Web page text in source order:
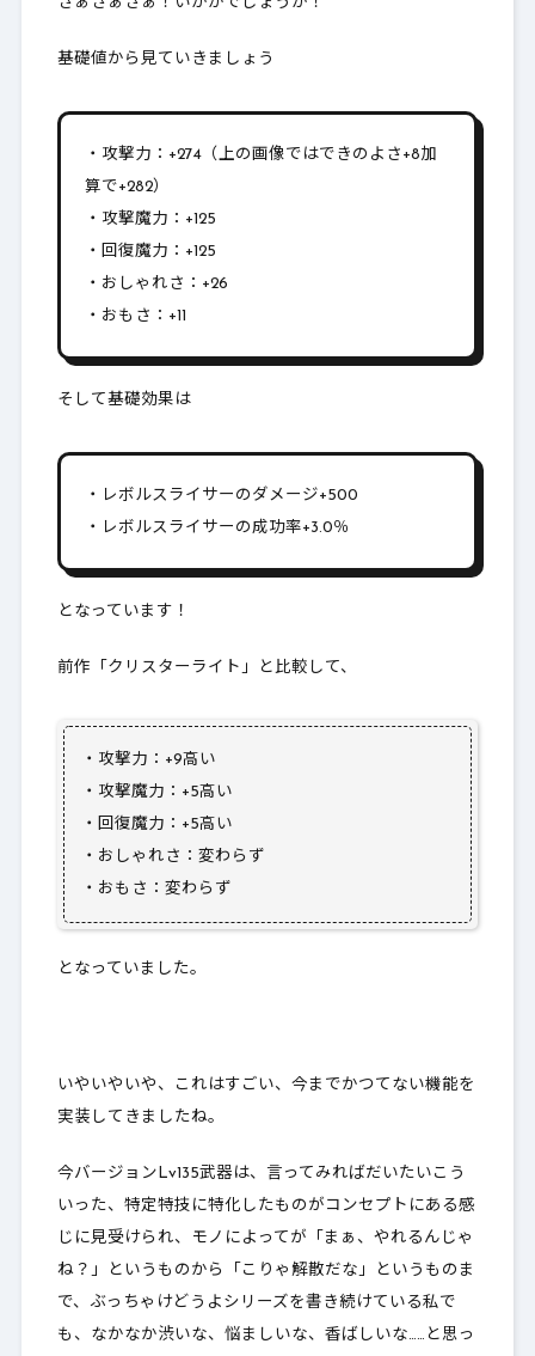
基礎値から見ていきましょう
・攻撃力：+274（上の画像ではできのよさ+8加
算で+282）
・攻撃魔力：+125
・回復魔力：+125
・おしゃれさ：+26
・おもさ：+11
そして基礎効果は
・レボルスライサーのダメージ+500
・レボルスライサーの成功率+3.0％
となっています！
前作「クリスターライト」と比較して、
・攻撃力：+9高い
・攻撃魔力：+5高い
・回復魔力：+5高い
・おしゃれさ：変わらず
・おもさ：変わらず
となっていました。
いやいやいや、これはすごい、今までかつてない機能を
実装してきましたね。
今バージョンLv135武器は、言ってみればだいたいこう
いった、特定特技に特化したものがコンセプトにある感
じに見受けられ、モノによってが「まぁ、やれるんじゃ
ね？」というものから「こりゃ解散だな」というものま
で、ぶっちゃけどうよシリーズを書き続けている私で
も、なかなか渋いな、悩ましいな、香ばしいな……と思っ